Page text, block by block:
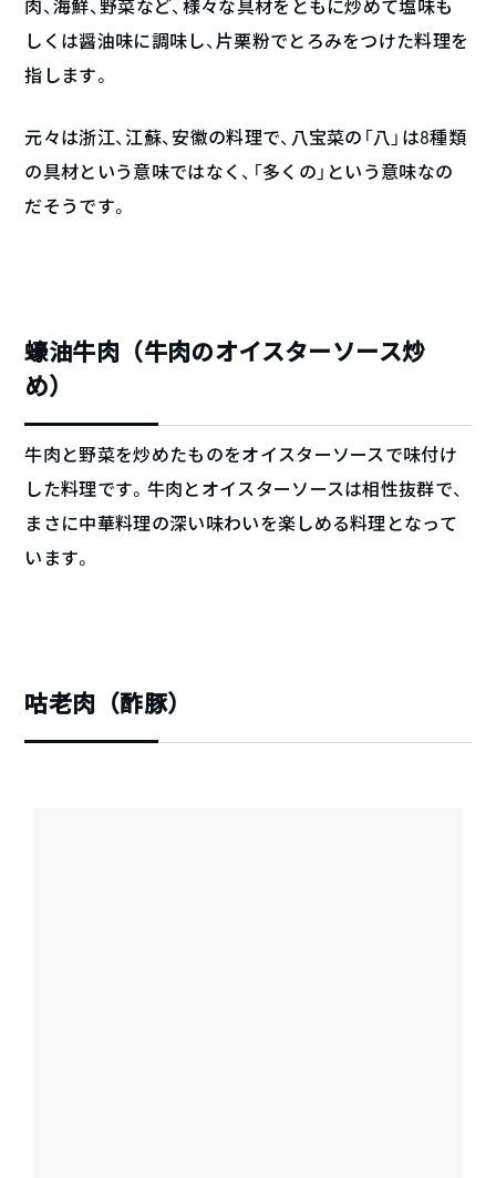
肉、海鮮、野菜など、様々な具材をともに炒めて塩味も
しくは醤油味に調味し、片栗粉でとろみをつけた料理を
指します。
元々は浙江、江蘇、安徽の料理で、八宝菜の「八」は8種類
の具材という意味ではなく、「多くの」という意味なの
だそうです。
蠔油牛肉（牛肉のオイスターソース炒
め）
牛肉と野菜を炒めたものをオイスターソースで味付け
した料理です。牛肉とオイスターソースは相性抜群で、
まさに中華料理の深い味わいを楽しめる料理となって
います。
咕老肉（酢豚）